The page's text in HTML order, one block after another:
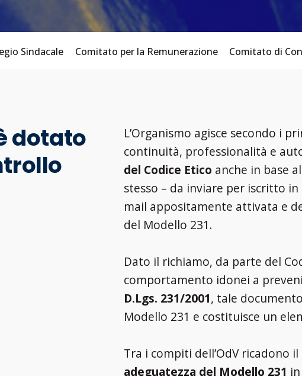
Sindacale Comitato per la Remunerazione Comitato di
dotato
L’Organismo agisce secondo i
continuità, professionalità e
del Codice Etico anche in base
stesso – da inviare per iscritto
mail appositamente attivata e
del Modello 231.
Dato il richiamo, da parte del
comportamento idonei a
D.Lgs. 231/2001, tale
Modello 231 e costituisce un
Tra i compiti dell’OdV ricadono
adeguatezza del Modello 231